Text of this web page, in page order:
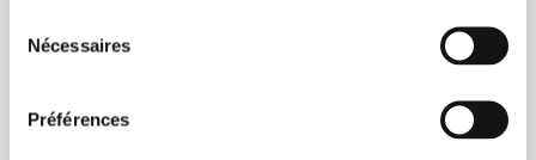
Nécessaires
Préférences
50/box<br/>